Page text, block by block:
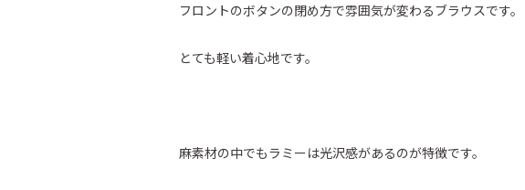
フロントのボタンの閉め方で雰囲気が変わるブラウスです。
とても軽い着心地です。
麻素材の中でもラミーは光沢感があるのが特徴です。